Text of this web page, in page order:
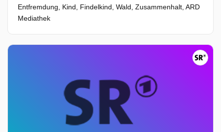
Entfremdung, Kind, Findelkind, Wald, Zusammenhalt, ARD
Mediathek